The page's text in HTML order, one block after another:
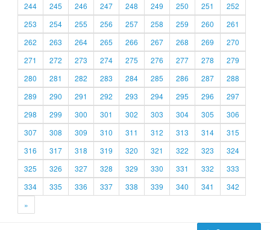
244
245 246 247 248 249 250 251
252
253
254 255 256 257 258 259 260
261
262
263 264 265 266 267 268 269
270
271
272 273 274 275 276 277 278
279
280
281 282 283 284 285 286 287
288
289
290 291 292 293 294 295 296
297
298
299 300 301 302 303 304 305
306
307
308 309 310 311 312 313 314
315
316
317 318 319 320 321 322 323
324
325
326 327 328 329 330 331 332
333
334
335 336 337 338 339 340 341
342
»